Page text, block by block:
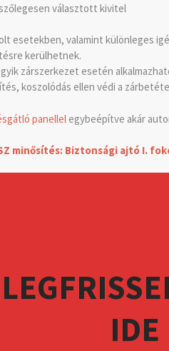
választott kivitel
esetekben, valamint különleges
kerülhetnek.
zárszerkezet esetén
koszolódás ellen védi a
panellel egybeépítve akár
minősítés: Biztonsági ajtó I.